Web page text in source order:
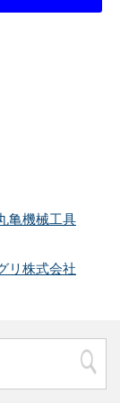
亀機械工具
リ株式会社